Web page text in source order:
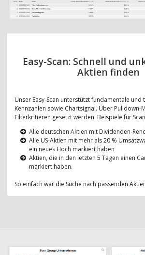
Easy-Scan: Schnell und
Aktien finden
Unser Easy-Scan unterstützt fundamentale und
Kennzahlen sowie Chartsignal. Über Pulldown-
Filterkritieren gesetzt werden. Beispiele für
Alle deutschen Aktien mit Dividenden-
Alle US-Aktien mit mehr als 20 %
ein neues Hoch markiert haben
Aktien, die in den letzten 5 Tagen einen
markiert haben.
So einfach war die Suche nach passenden